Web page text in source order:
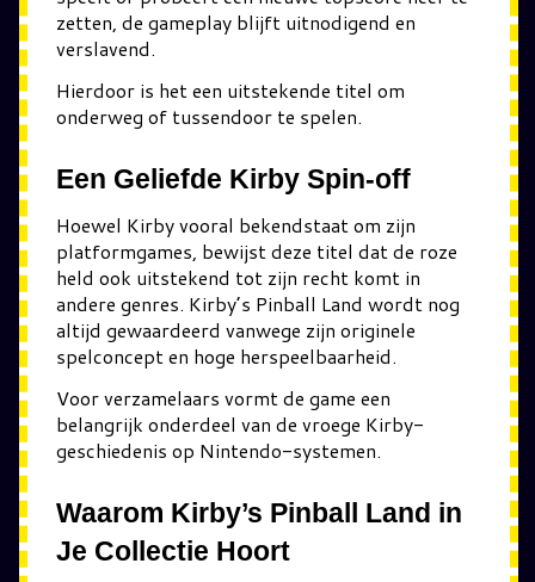
zetten, de gameplay blijft uitnodigend en
verslavend.
Hierdoor is het een uitstekende titel om
onderweg of tussendoor te spelen.
Een Geliefde Kirby Spin-off
Hoewel Kirby vooral bekendstaat om zijn
platformgames, bewijst deze titel dat de roze
held ook uitstekend tot zijn recht komt in
andere genres. Kirby’s Pinball Land wordt nog
altijd gewaardeerd vanwege zijn originele
spelconcept en hoge herspeelbaarheid.
Voor verzamelaars vormt de game een
belangrijk onderdeel van de vroege Kirby-
geschiedenis op Nintendo-systemen.
Waarom Kirby’s Pinball Land in
Je Collectie Hoort